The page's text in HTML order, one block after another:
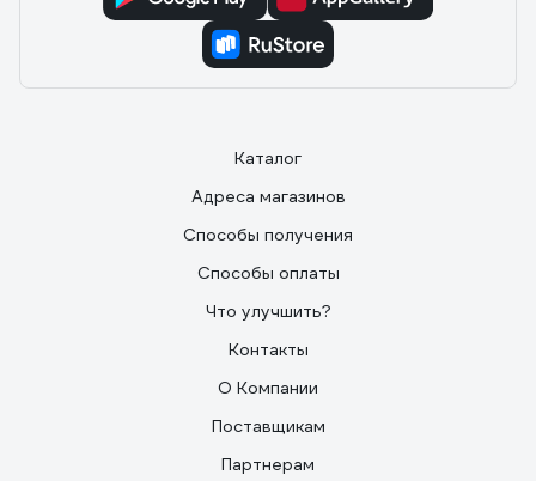
Каталог
Адреса магазинов
Способы получения
Способы оплаты
Что улучшить?
Контакты
О Компании
Поставщикам
Партнерам